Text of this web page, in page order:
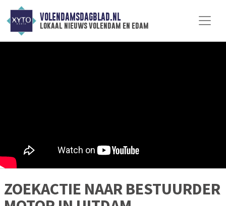
VOLENDAMSDAGBLAD.NL
lokaal nieuws volendam en edam
ZOEKACTIE NAAR BESTUURDER